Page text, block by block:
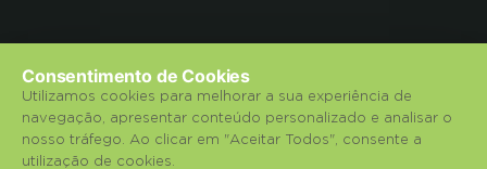
© 2018 Liga para a Protecção da Natureza.
Consentimento de Cookies
Utilizamos cookies para melhorar a sua experiência de
navegação, apresentar conteúdo personalizado e analisar o
nosso tráfego. Ao clicar em "Aceitar Todos", consente a
utilização de cookies.